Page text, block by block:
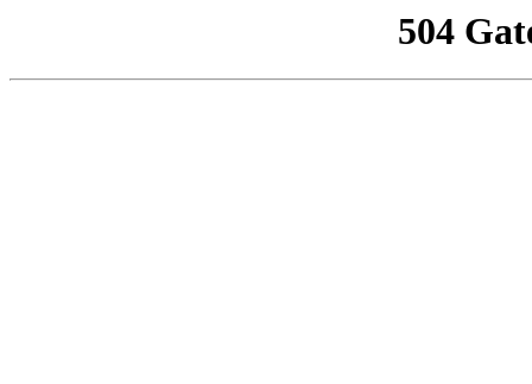
504